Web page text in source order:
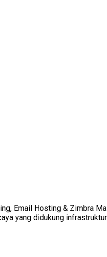
Email Hosting & Zimbra
yang didukung